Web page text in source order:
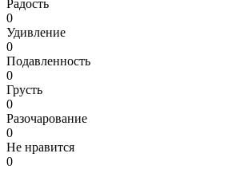
Радость
0
Удивление
0
Подавленность
0
Грусть
0
Разочарование
0
Не нравится
0